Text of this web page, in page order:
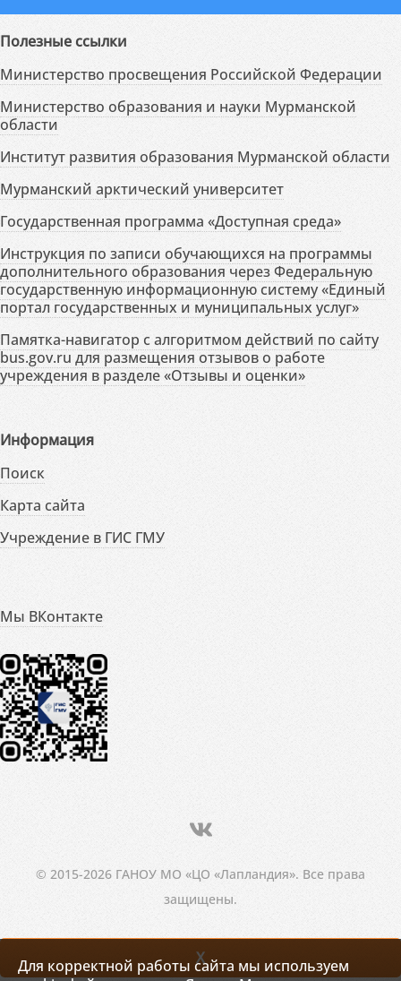
Полезные ссылки
Министерство просвещения Российской Федерации
Министерство образования и науки Мурманской
области
Институт развития образования Мурманской области
Мурманский арктический университет
Государственная программа «Доступная среда»
Инструкция по записи обучающихся на программы
дополнительного образования через Федеральную
государственную информационную систему «Единый
портал государственных и муниципальных услуг»
Памятка-навигатор с алгоритмом действий по сайту
bus.gov.ru для размещения отзывов о работе
учреждения в разделе «Отзывы и оценки»
Информация
Поиск
Карта сайта
Учреждение в ГИС ГМУ
Мы ВКонтакте
© 2015-2026 ГАНОУ МО «ЦО «Лапландия». Все права
защищены.
Для корректной работы сайта мы используем
X